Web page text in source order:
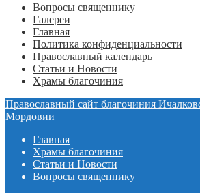
Вопросы священнику
Галереи
Главная
Политика конфиденциальности
Православный календарь
Статьи и Новости
Храмы благочиния
Православный сайт благочиния
Мордовии
Главная
Храмы благочиния
Статьи и Новости
Вопросы священнику